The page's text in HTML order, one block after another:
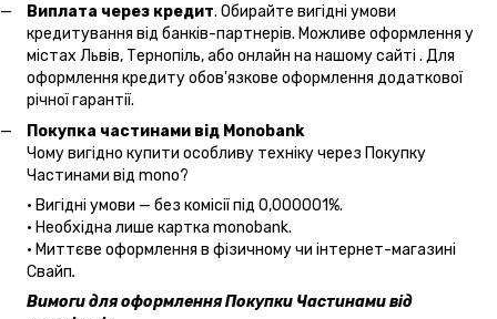
Виплата через кредит. Обирайте вигідні умови
кредитування від банків-партнерів. Можливе оформлення у
містах Львів, Тернопіль, або онлайн на нашому сайті . Для
оформлення кредиту обов'язкове оформлення додаткової
річної гарантії.
Покупка частинами від Monobank
Чому вигідно купити особливу техніку через Покупку
Частинами від mono?
• Вигідні умови — без комісії під 0,000001%.
• Необхідна лише картка monobank.
• Миттєве оформлення в фізичному чи інтернет-магазині
Cвайп.
Вимоги для оформлення Покупки Частинами від